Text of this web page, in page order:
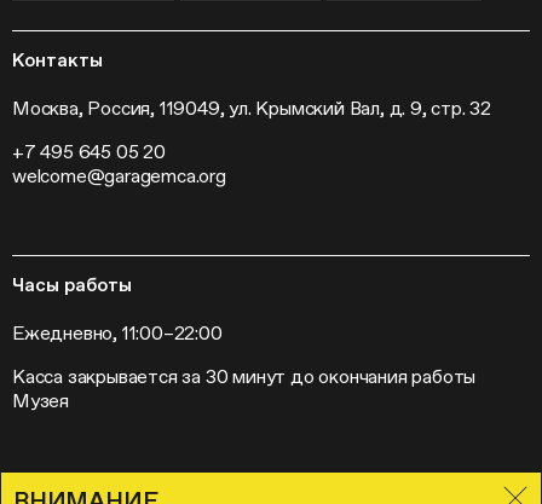
Программа «Новые медиа»
Кинопрограмма
Выставки
Слет институций современного искусства
Новости
Пресса
Контакты
Контакты
Москва, Россия, 119049, ул. Крымский Вал, д. 9, стр. 32
+7 495 645 05 20
welcome@garagemca.org
Часы работы
Ежедневно, 11:00–22:00
Касса закрывается за 30 минут до окончания работы
Музея